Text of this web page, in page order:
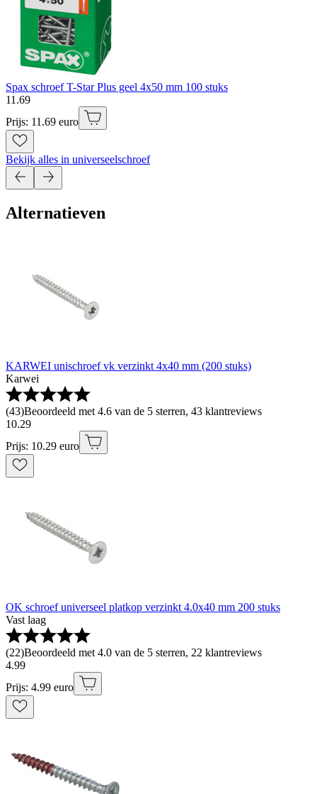
Spax schroef T-Star Plus geel 4x50 mm 100 stuks
11 .69
Prijs: 11.69 euro
Bekijk alles in universeelschroef
Alternatieven
KARWEI unischroef vk verzinkt 4x40 mm (200 stuks)
Karwei
(43)Beoordeeld met 4.6 van de 5 sterren, 43 klantreviews
10.29
Prijs: 10.29 euro
OK schroef universeel platkop verzinkt 4.0x40 mm 200 stuks
Vast laag
(22)Beoordeeld met 4.0 van de 5 sterren, 22 klantreviews
4.99
Prijs: 4.99 euro